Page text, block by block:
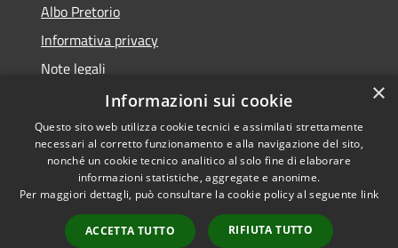
Albo Pretorio
Informativa privacy
Note legali
Dichiarazione di accessibilità
RSS
Accessibilità
Copyright © 2026 • Comune di
Municipium•
Accesso
×
Informazioni sui cookie
Questo sito web utilizza cookie tecnici e assimilati strettamente
necessari al corretto funzionamento e alla navigazione del sito,
nonché un cookie tecnico analitico al solo fine di elaborare
informazioni statistiche, aggregate e anonime.
Per maggiori dettagli, può consultare la cookie policy al seguente link
ACCETTA TUTTO RIFIUTA TUTTO